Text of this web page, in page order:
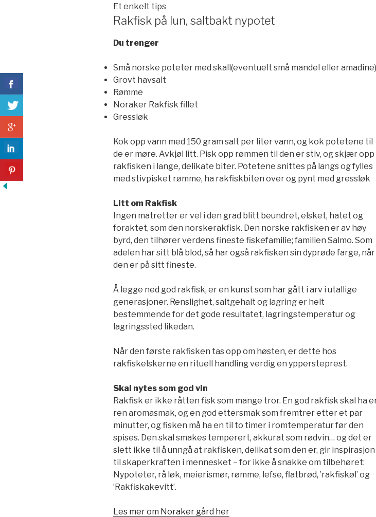
Et enkelt tips
Rakfisk på lun, saltbakt nypotet
Du trenger
Små norske poteter med skall(eventuelt små mandel eller amadine)
Grovt havsalt
Rømme
Noraker Rakfisk fillet
Gressløk
Kok opp vann med 150 gram salt per liter vann, og kok potetene til
de er møre. Avkjøl litt. Pisk opp rømmen til den er stiv, og skjær opp
rakfisken i lange, delikate biter. Potetene snittes på langs og fylles
med stivpisket rømme, ha rakfiskbiten over og pynt med gressløk
Litt om Rakfisk
Ingen matretter er vel i den grad blitt beundret, elsket, hatet og
foraktet, som den norskerakfisk. Den norske rakfisken er av høy
byrd, den tilhører verdens fineste fiskefamilie; familien Salmo. Som
adelen har sitt blå blod, så har også rakfisken sin dyprøde farge, når
den er på sitt fineste.
Å legge ned god rakfisk, er en kunst som har gått i arv i utallige
generasjoner. Renslighet, saltgehalt og lagring er helt
bestemmende for det gode resultatet, lagringstemperatur og
lagringssted likedan.
Når den første rakfisken tas opp om høsten, er dette hos
rakfiskelskerne en rituell handling verdig en yppersteprest.
Skal nytes som god vin
Rakfisk er ikke råtten fisk som mange tror. En god rakfisk skal ha
ren aromasmak, og en god ettersmak som fremtrer etter et par
minutter, og fisken må ha en til to timer i romtemperatur før den
spises. Den skal smakes temperert, akkurat som rødvin… og det er
slett ikke til å unngå at rakfisken, delikat som den er, gir inspirasjon
til skaperkraften i mennesket – for ikke å snakke om tilbehøret:
Nypoteter, rå løk, meierismør, rømme, lefse, flatbrød, ’rakfiskøl’ og
’Rakfiskakevitt’.
Les mer om Noraker gård her